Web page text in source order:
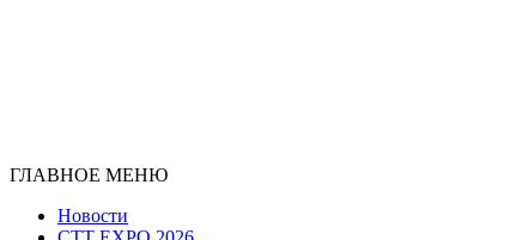
ГЛАВНОЕ МЕНЮ
Новости